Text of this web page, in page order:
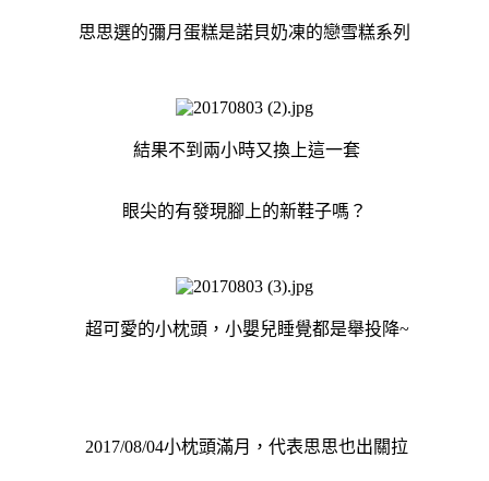
思思選的彌月蛋糕是諾貝奶凍的戀雪糕系列
結果不到兩小時又換上這一套
眼尖的有發現腳上的新鞋子嗎？
超可愛的小枕頭，小嬰兒睡覺都是舉投降~
2017/08/04小枕頭滿月，代表思思也出關拉